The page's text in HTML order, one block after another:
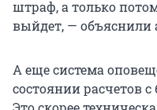
штраф, а только
выйдет, — объяснили
А еще система
состоянии расчетов